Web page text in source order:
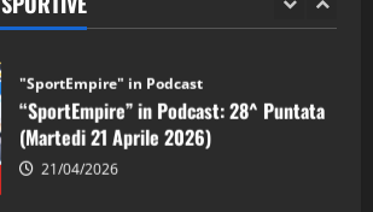
"SportEmpire" in Podcast
“SportEmpire” in Podcast: 28^ Puntata
(Martedi 21 Aprile 2026)
21/04/2026